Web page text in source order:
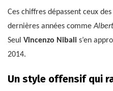
Ces chiffres dépassent ceux
dernières années comme
Seul Vincenzo Nibali s’en
2014.
Un style offensif qui